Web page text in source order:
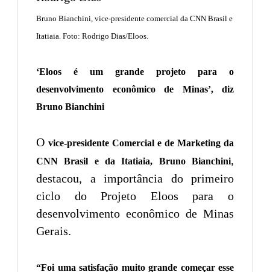
Bruno Bianchini, vice-presidente comercial da CNN Brasil e
Itatiaia. Foto: Rodrigo Dias/Eloos.
‘Eloos é um grande projeto para o
desenvolvimento econômico de Minas’, diz
Bruno Bianchini
O vice-presidente Comercial e de Marketing da
CNN Brasil e da Itatiaia, Bruno Bianchini,
destacou, a importância do primeiro
ciclo do Projeto Eloos para o
desenvolvimento econômico de Minas
Gerais.
“Foi uma satisfação muito grande começar esse